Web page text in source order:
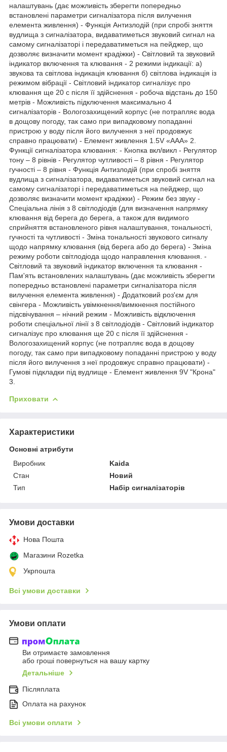
налаштувань (дає можливість зберегти попередньо
встановлені параметри сигналізатора після вилучення
елемента живлення) - Функція Антизлодій (при спробі зняття
вудлища з сигналізатора, видаватиметься звуковий сигнал на
самому сигналізаторі і передаватиметься на пейджер, що
дозволяє визначити момент крадіжки) - Світловий та звуковий
індикатор включення та клювання - 2 режими індикації: а)
звукова та світлова індикація клювання б) світлова індикація із
режимом вібрації - Світловий індикатор сигналізує про
клювання ще 20 с після її здійснення - робоча відстань до 150
метрів - Можливість підключення максимально 4
сигналізаторів - Вологозахищений корпус (не потрапляє вода
в дощову погоду, так само при випадковому попаданні
пристрою у воду після його вилучення з неї продовжує
справно працювати) - Елемент живлення 1.5V «AAA» 2.
Функції сигналізатора клювання: - Кнопка вкл/викл - Регулятор
тону – 8 рівнів - Регулятор чутливості – 8 рівня - Регулятор
гучності – 8 рівня - Функція Антизлодій (при спробі зняття
вудлища з сигналізатора, видаватиметься звуковий сигнал на
самому сигналізаторі і передаватиметься на пейджер, що
дозволяє визначити момент крадіжки) - Режим без звуку -
Спеціальна лінія з 8 світлодіодів (для визначення напрямку
клювання від берега до берега, а також для видимого
сприйняття встановленого рівня налаштування, тональності,
гучності та чутливості - Зміна тональності звукового сигналу
щодо напрямку клювання (від берега або до берега) - Зміна
режиму роботи світлодіода щодо направлення клювання. -
Світловий та звуковий індикатор включення та клювання -
Пам'ять встановлених налаштувань (дає можливість зберегти
попередньо встановлені параметри сигналізатора після
вилучення елемента живлення) - Додатковий роз'єм для
свінгера - Можливість увімкнення/вимкнення постійного
підсвічування – нічний режим - Можливість відключення
роботи спеціальної лінії з 8 світлодіодів - Світловий індикатор
сигналізує про клювання ще 20 с після її здійснення -
Вологозахищений корпус (не потрапляє вода в дощову
погоду, так само при випадковому попаданні пристрою у воду
після його вилучення з неї продовжує справно працювати) -
Гумові підкладки під вудлище - Елемент живлення 9V "Крона"
3.
Приховати
Характеристики
Основні атрибути
Виробник
Kaida
Стан
Новий
Тип
Набір сигналізаторів
Умови доставки
Нова Пошта
Магазини Rozetka
Укрпошта
Всі умови доставки
Умови оплати
Ви отримаєте замовлення
або гроші повернуться на вашу картку
Детальніше
Післяплата
Оплата на рахунок
Всі умови оплати